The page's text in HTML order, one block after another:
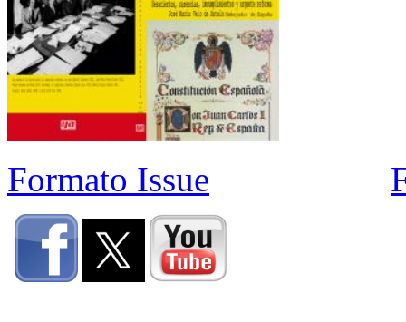
Formato Issue